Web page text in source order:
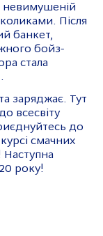
невимушеній
Після
банкет,
бойз-
стала
заряджає. Тут
всесвіту
до
смачних
Наступна
року!